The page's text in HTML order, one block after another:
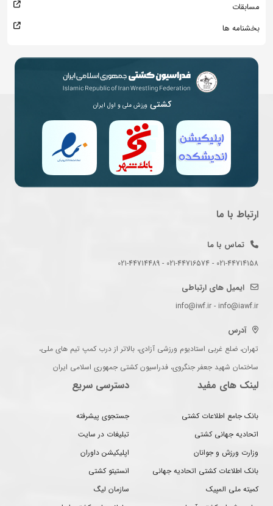
مسابقات
بخشنامه ها
کشتی ورزش ملی و اول ایران
ارتباط با ما
تماس با ما
021-44714158 - 021-44716574 - 021-44714489
ایمیل های ارتباطی
info@iwf.ir - info@iawf.ir
آدرس
تهران، ضلع غربی استادیوم ورزشی آزادی، بالاتر از درب کمپ تیم های ملی،
ساختمان شهید جعفر جنگروی، فدراسیون کشتی جمهوری اسلامی ایران
لینک های مفید
بانک جامع اطلاعات کشتی
اتحادیه جهانی کشتی
وزارت ورزش و جوانان
بانک اطلاعات کشتی اتحادیه جهانی
کمیته ملی المپیک
دسترسی سریع
جستجوی پیشرفته
تبلیغات در سایت
اپلیکیشن داوران
انستیتو کشتی
سازمان لیگ